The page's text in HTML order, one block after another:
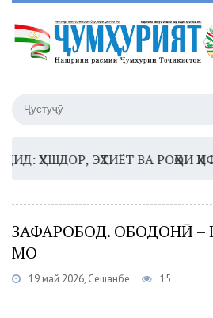
ЭҲТИЁТ ВА РОҲҲОИ
ЗАФАРОБОД. ОБОДОНӢ
МО
19 май 2026, Сешанбе 15